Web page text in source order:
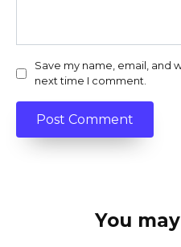
Save my name, email, and
next time I comment.
You